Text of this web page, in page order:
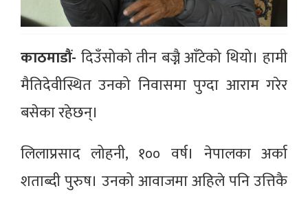
काठमाडौं- दिउँसोको तीन बज्नै आँटेको थियो। हामी
मैतिदेवीस्थित उनको निवासमा पुग्दा आराम गरेर
बसेका रहेछन्।
लिलाप्रसाद लोहनी, १०० वर्ष। नेपालका अर्का
शताब्दी पुरुष। उनको आवाजमा अहिले पनि उत्तिकै